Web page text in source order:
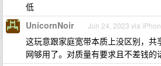
低
UnicornNoir Jun 24, 2023 via
这玩意跟家庭宽带本质上没区别，共
网够用了。对质量有要求且不差钱的